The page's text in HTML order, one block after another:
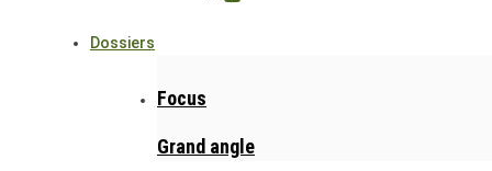
Dossiers
Focus
Grand angle